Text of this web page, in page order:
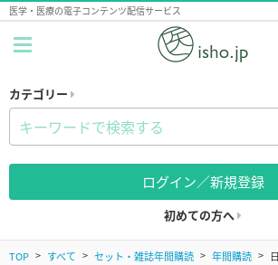
医学・医療の電子コンテンツ配信サービス
カテゴリー
ログイン／新規登録
初めての方へ
TOP すべて セット・雑誌年間購読 年間購読